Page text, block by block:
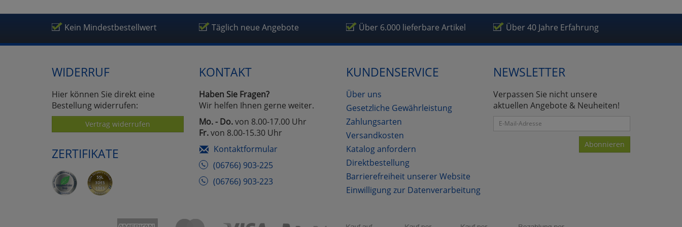
Kein Mindestbestellwert Täglich neue Angebote Über 6.000 lieferbare Artikel Über 40 Jahre Erfahrung
WIDERRUF
Hier können Sie direkt eine
Bestellung widerrufen:
Vertrag widerrufen
ZERTIFIKATE
KONTAKT
Haben Sie Fragen?
Wir helfen Ihnen gerne weiter.
Mo. - Do.von 8.00-17.00 Uhr
Fr.von 8.00-15.30 Uhr
Kontaktformular
(06766) 903-225
(06766) 903-223
KUNDENSERVICE
Über uns
Gesetzliche Gewährleistung
Zahlungsarten
Versandkosten
Katalog anfordern
Direktbestellung
Barrierefreiheit unserer Website
Einwilligung zur Datenverarbeitung
NEWSLETTER
Verpassen Sie nicht unsere
aktuellen Angebote & Neuheiten!
Abonnieren
Umfragetools
zurückzu Haupptseite Zustimmung Datenverarbeitung (Seitenende)